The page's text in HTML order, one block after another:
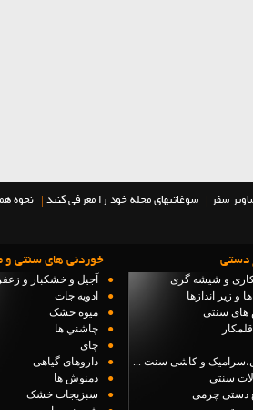
سفر | سوغاتیهای محله خود را معرفی کنید | نحوه
دستی
کاری و شیشه گری
و زیر اندازها
های سنتی
و کاشی سنت ...
سنتی
دستی چرمی
خوردنی های سنتی و
●
آجیل و خشکبار و
●
ادویه جات
●
میوه خشک
●
چاشني ها
●
چای
●
داروهای گیاهی
●
دمنوش ها
●
سبزیجات خشک